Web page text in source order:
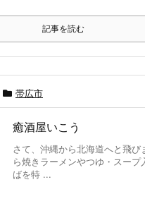
記事を読む
帯広市
癒酒屋いこう
さて、沖縄から北海道へと飛び
ら焼きラーメンやつゆ・スープ
ばを特 ...